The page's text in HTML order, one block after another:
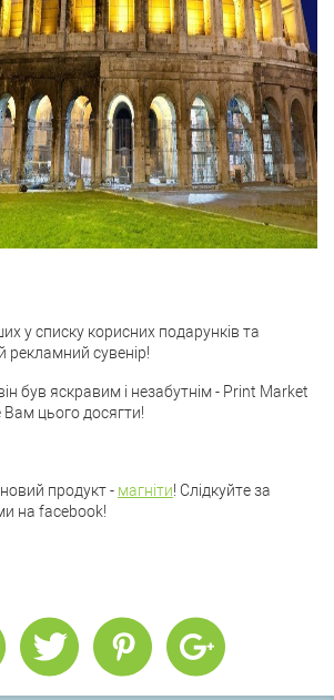
у списку корисних подарунків та
рекламний сувенір!
був яскравим і незабутнім - Print Market
цього досягти!
продукт - магніти! Слідкуйте за
на facebook!